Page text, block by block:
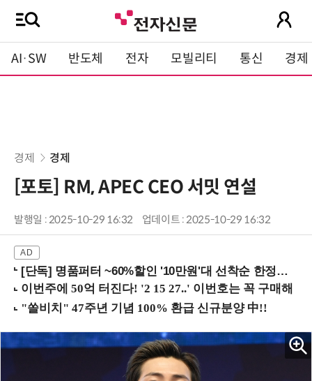
AI·SW 반도체 전자 모빌리티 통신 경제
경제 경제
[포토] RM, APEC CEO 서밋 연설
발행일 : 2025-10-29 16:32 업데이트 : 2025-10-29 16:32
[단독] 명품퍼터 ~60%할인 '10만원'대 선착순 한정판매!